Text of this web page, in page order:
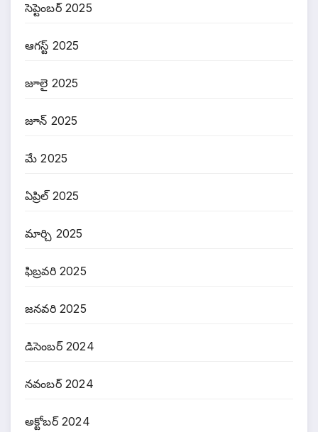
సెప్టెంబర్ 2025
ఆగస్ట్ 2025
జూలై 2025
జూన్ 2025
మే 2025
ఏప్రిల్ 2025
మార్చి 2025
ఫిబ్రవరి 2025
జనవరి 2025
డిసెంబర్ 2024
నవంబర్ 2024
అక్టోబర్ 2024